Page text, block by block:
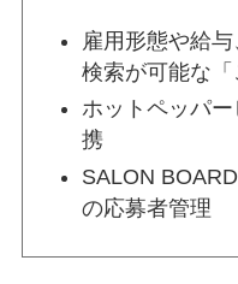
雇用形態や給
検索が可能な「
ホットペッパ
携
SALON
の応募者管理